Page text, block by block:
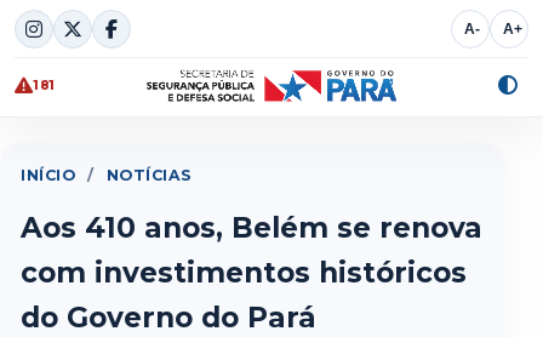
Skip
to
content
A- A+
181
INÍCIO / NOTÍCIAS
Aos 410 anos, Belém se renova
com investimentos históricos
do Governo do Pará